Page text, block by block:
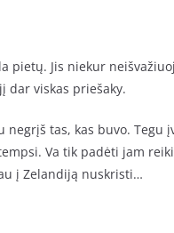
pietų. Jis niekur
dar viskas priešaky.
negrįš tas, kas buvo. Tegu
Va tik padėti jam
į Zelandiją nuskristi…